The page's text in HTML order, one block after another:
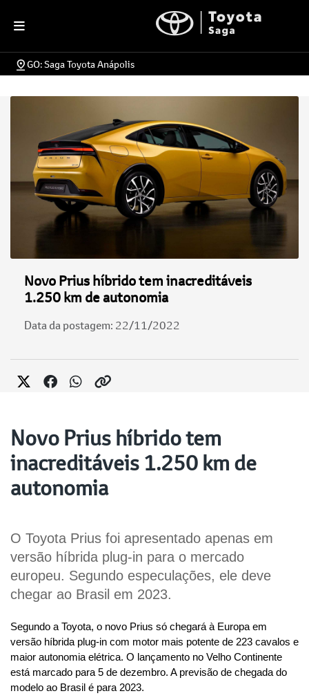
GO: Saga Toyota Anápolis
Novo Prius híbrido tem inacreditáveis
1.250 km de autonomia
Data da postagem: 22/11/2022
Novo Prius híbrido tem
inacreditáveis 1.250 km de
autonomia
O Toyota Prius foi apresentado apenas em
versão híbrida plug-in para o mercado
europeu. Segundo especulações, ele deve
chegar ao Brasil em 2023.
Segundo a Toyota, o novo Prius só chegará à Europa em
versão híbrida plug-in com motor mais potente de 223 cavalos e
maior autonomia elétrica. O lançamento no Velho Continente
está marcado para 5 de dezembro. A previsão de chegada do
modelo ao Brasil é para 2023.